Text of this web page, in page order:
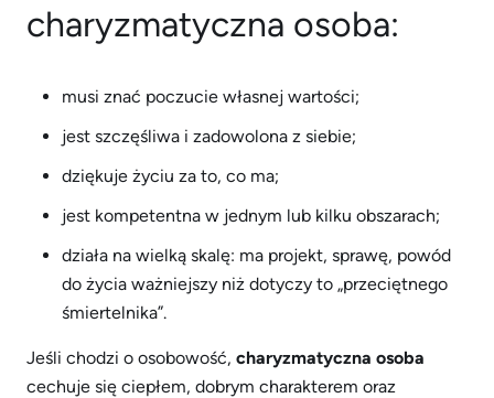
charyzmatyczna osoba:
musi znać poczucie własnej wartości;
jest szczęśliwa i zadowolona z siebie;
dziękuje życiu za to, co ma;
jest kompetentna w jednym lub kilku obszarach;
działa na wielką skalę: ma projekt, sprawę, powód
do życia ważniejszy niż dotyczy to „przeciętnego
śmiertelnika”.
Jeśli chodzi o osobowość, charyzmatyczna osoba
cechuje się ciepłem, dobrym charakterem oraz